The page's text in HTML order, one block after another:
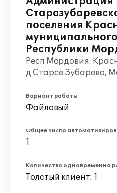
поселения
Республики
Респ Мордовия,
д Старое Зубарево,
Вариант работы
Файловый
Общее число
1
Количество одновременно
Толстый клиент: 1